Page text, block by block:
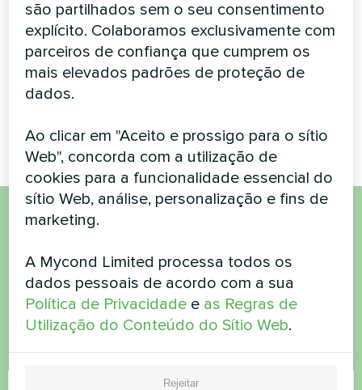
U12BH
A bomba de calor MyCond
Split BeeHeat MHS-U12BH
oferece aquecimento e
dúvidas?
Contacte-nos e nós ajudamo-lo
são partilhados sem o seu consentimento
explícito. Colaboramos exclusivamente com
parceiros de confiança que cumprem os
mais elevados padrões de proteção de
dados.
Ao clicar em "Aceito e prossigo para o sítio
Web", concorda com a utilização de
cookies para a funcionalidade essencial do
sítio Web, análise, personalização e fins de
marketing.
A Mycond Limited processa todos os
dados pessoais de acordo com a sua
Política de Privacidade e as Regras de
Utilização do Conteúdo do Sítio Web.
Rejeitar